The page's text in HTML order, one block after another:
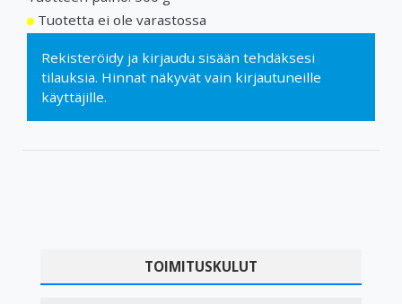
Tuotetta ei ole varastossa
Rekisteröidy ja kirjaudu sisään tehdäksesi
tilauksia. Hinnat näkyvät vain kirjautuneille
käyttäjille.
TOIMITUSKULUT